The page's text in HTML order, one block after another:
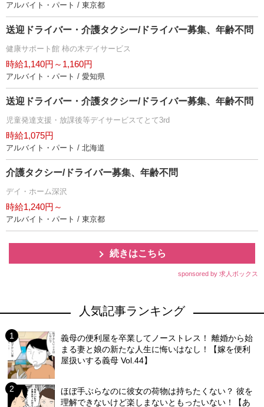
アルバイト・パート / 東京都
送迎ドライバー・介護タクシー/ドライバー募集、年齢不問
健康サポート館 柿の木デイサービス
時給1,140円～1,160円
アルバイト・パート / 愛知県
送迎ドライバー・介護タクシー/ドライバー募集、年齢不問
児童発達支援・放課後等デイサービスてとて3rd
時給1,075円
アルバイト・パート / 北海道
介護タクシー/ドライバー募集、年齢不問
デイ・ホーム深沢
時給1,240円～
アルバイト・パート / 東京都
続きはこちら
sponsored by 求人ボックス
人気記事ランキング
義母の便利屋を卒業してノーストレス！ 離婚から始
まる妻と娘の新たな人生に悔いはなし！【嫁を便利
屋扱いする義母 Vol.44】
ほぼ手ぶらなのに彼女の荷物は持ちたくない？ 彼を
理解できないけど楽しまないともったいない！【あ